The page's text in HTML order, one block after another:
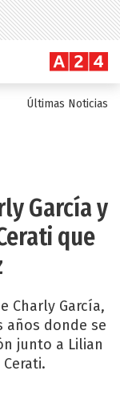
Últimas Noticias
García y
que
Charly García,
años donde se
junto a Lilian